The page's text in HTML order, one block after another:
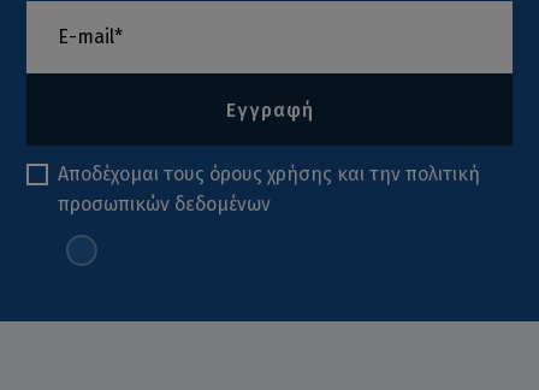
Εγγραφή
Αποδέχομαι τους όρους χρήσης και τηνπολιτική
προσωπικών δεδομένων